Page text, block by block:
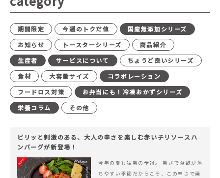
期間限定 今週のトクだ値
国産無添加シリーズ
お知らせ
トースターシリーズ
商品紹介
生産者
サービスについて
ちょうど良いシリーズ
食材
大容量サイズ
コラボレーション
フードロス対策
お弁当にも！冷凍おかずシリーズ
栄養コラム
その他
ピリッと刺激のある、大人の辛さを楽しむ赤いチリソースハ
ンバーグが新登場！
今年の夏も猛暑の予報。 暑さで食欲が落
ちやすい季節だからこそ、この辛さで乗